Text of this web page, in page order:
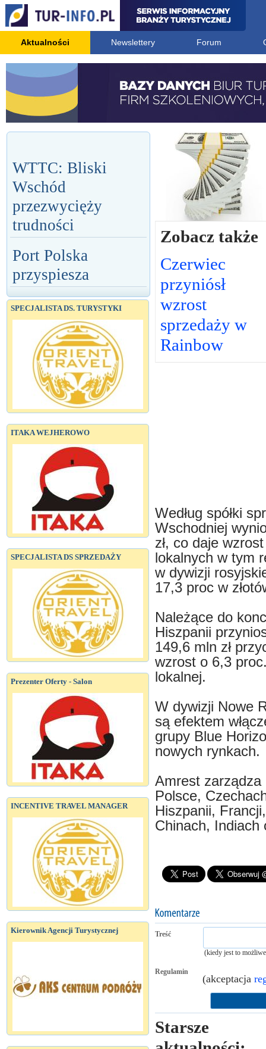
Aktualności Newslettery Forum
WTTC: Bliski
Wschód
przezwycięży
trudności
Port Polska
przyspiesza
SPECJALISTA DS. TURYSTYKI
ITAKA WEJHEROWO
SPECJALISTA DS SPRZEDAŻY
Prezenter Oferty - Salon
INCENTIVE TRAVEL MANAGER
Kierownik Agencji Turystycznej
Zobacz także
Czerwiec
przyniósł
wzrost
sprzedaży w
Rainbow
Według spółki
Wschodniej
zł, co daje
lokalnych w tym
w dywizji
17,3 proc w
Należące do
Hiszpanii
149,6 mln zł
wzrost o 6,3
lokalnej.
W dywizji Nowe
są efektem
grupy Blue
nowych rynkach.
Amrest zarządza
Polsce,
Hiszpanii,
Chinach, Indiach
Treść
(kiedy jest to
Regulamin
(akceptacja
Starsze